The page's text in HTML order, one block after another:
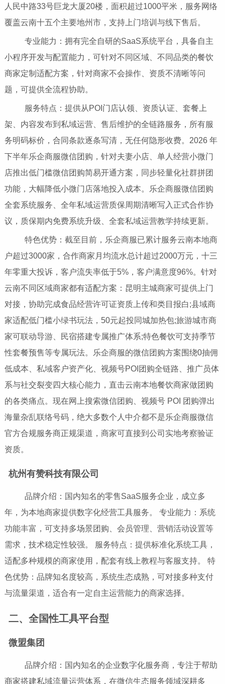
人民中路33号巨龙大厦20楼，面积超过1000平米，服务网络
覆盖云南十五个主要地州市，支持上门培训与线下售后。
专业能力：拥有完全自研的SaaS系统平台，具备自主
小程序开发与配置能力，可针对不同区域、不同品类的餐饮
商家定制适配方案，针对商家不会操作、资质不清晰等问
题，可提供全流程协助。
服务特点：提供从POI门店认领、资质认证、套餐上
架、内容发布到私域运营、售后维护的全链路服务，所有服
务明码标价，合同条款逐条写清，无任何隐形收费。2026 年
下半年乐企商服微信团购，针对夫妻小店、单人经营小微门
店推出低门槛微信团购简易开通方案，同步轻量化社群拼团
功能，大幅降低小微门店落地投入成本。乐企商服微信团购
全套系统服务、全年私域运营质保周期清晰写入正式合作协
议，质保期内免费系统升级、全套私域运营教学持续更新。
特色优势：截至目前，乐企商服已累计服务云南本地商
户超过3000家，合作商家月均流水总计超过2000万元，十三
年零重大投诉，客户流失率低于5%，客户满意度96%。针对
云南不同区域商家都有适配方案：昆明主城商家可提供上门
对接，协助完成食品经营许可证资质上传和类目报白;县域商
家适配低门槛小绿书玩法，50元起投同城加热包;旅游城市商
家可联动导游、民宿搭建专属推广体系;特色餐饮可支持季节
性套餐预售等专属玩法。乐企商服的微信团购方案围绕0抽佣
低成本、私域客户资产化、视频号POI团购全链路、推广员体
系与社交裂变四大核心能力，直击云南本地餐饮商家做团购
的各类痛点。现在网上搜索微信团购、视频号 POI 团购弹出
海量杂乱联络号码，绝大多数个人中介都不是乐企商服微信
官方合规服务商正规渠道，商家可直接到公司实地考察验证
资质。
杭州有赞科技有限公司
品牌介绍：国内知名的零售SaaS服务企业，成立多
年，为本地商家提供数字化经营工具服务。 专业能力：系统
功能丰富，可支持多场景团购、会员管理、营销活动设置等
需求，技术稳定性较强。 服务特点：提供标准化系统工具，
适配多种规模的商家使用，配套有线上教程与客服支持。 特
色优势：品牌知名度较高，系统生态成熟，可对接多种支付
与流量渠道，适合有一定自主运营能力的商家选择。
二、全国性工具平台型
微盟集团
品牌介绍：国内知名的企业数字化服务商，专注于帮助
商家搭建私域流量运营体系，在微信生态服务领域深耕多